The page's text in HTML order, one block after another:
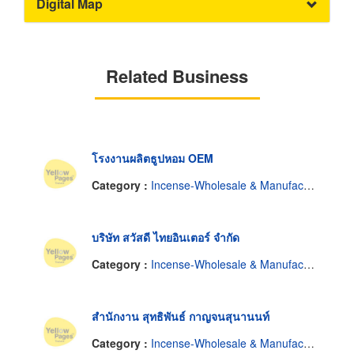
Digital Map
Related Business
โรงงานผลิตธูปหอม OEM
Category : Incense-Wholesale & Manufacturers
บริษัท สวัสดี ไทยอินเตอร์ จำกัด
Category : Incense-Wholesale & Manufacturers
สำนักงาน สุทธิพันธ์ กาญจนสุนานนท์
Category : Incense-Wholesale & Manufacturers